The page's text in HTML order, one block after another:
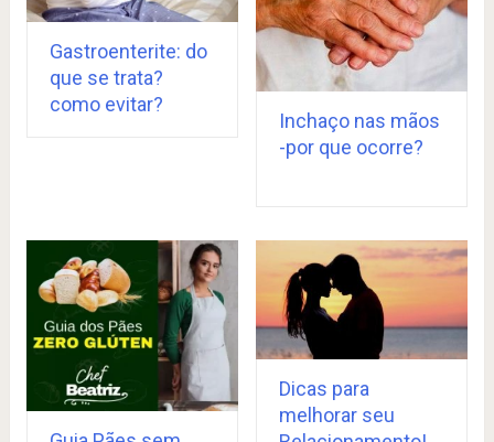
Gastroenterite: do
que se trata?
como evitar?
Inchaço nas mãos
-por que ocorre?
Dicas para
melhorar seu